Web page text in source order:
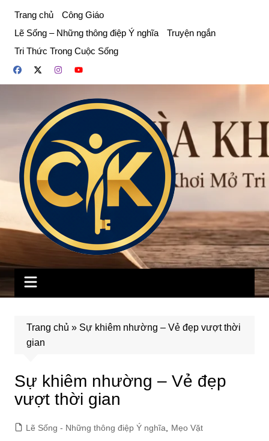
phần
dung
Trang chủ
Công Giáo
Lẽ Sống – Những thông điệp Ý nghĩa
Truyện ngắn
Tri Thức Trong Cuộc Sống
Trang chủ » Sự khiêm nhường – Vẻ đẹp vượt thời
gian
Sự khiêm nhường – Vẻ đẹp
vượt thời gian
Lẽ Sống - Những thông điệp Ý nghĩa Mẹo Vặt